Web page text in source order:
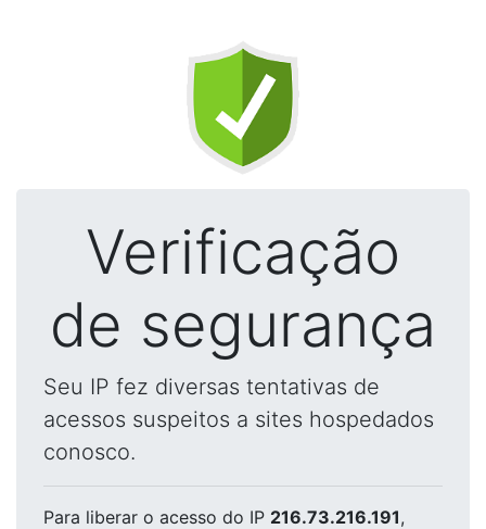
Verificação
de segurança
Seu IP fez diversas tentativas de
acessos suspeitos a sites hospedados
conosco.
Para liberar o acesso do IP 216.73.216.191,